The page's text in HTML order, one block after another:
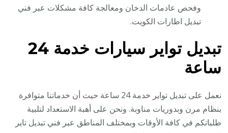
وفحص عادمات الدخان ومعالجة كافة مشكلات عبر فني
تبديل اطارات الكويت.
تبديل تواير سيارات خدمة 24
ساعة
نعمل على تبديل تواير خدمة 24 ساعة حيث أن خدماتنا متوافرة
بنظام مرن وبدوريات مناوبة. ونحن على أهبة الاستعداد لتلبية
طلباتكم في كافة الأوقات وبمختلف المناطق عبر فني تبديل تاير